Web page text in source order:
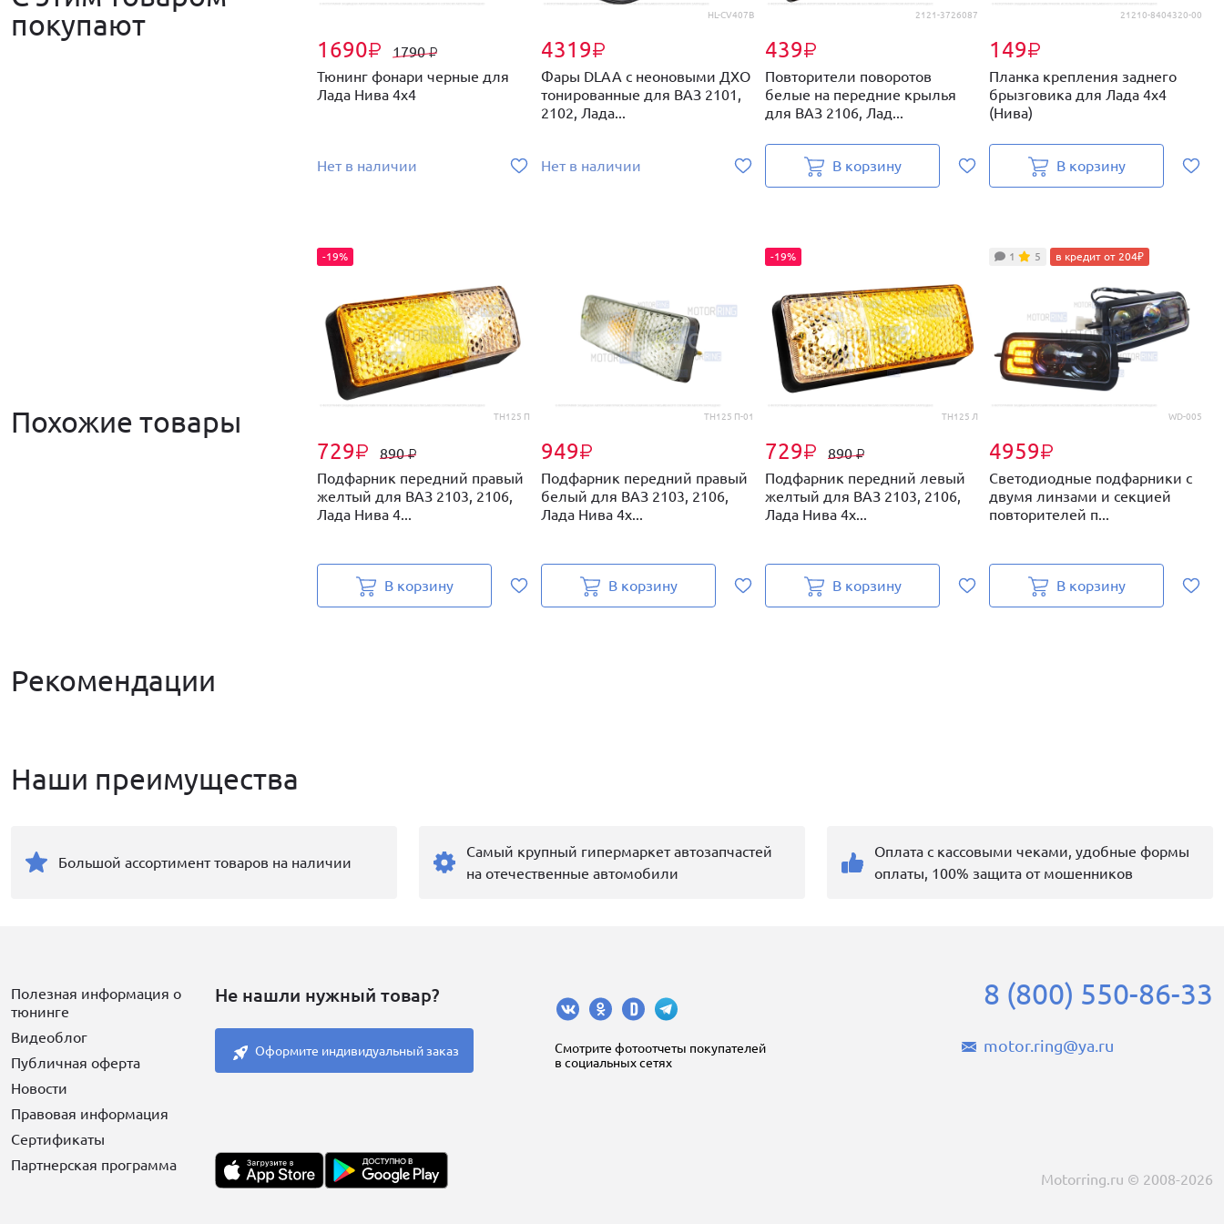
покупают
1690₽ 1790₽
Тюнинг фонари черные для
Лада Нива 4х4
Нет в наличии
HL-CV407B
4319₽
Фары DLAA с неоновыми ДХО
тонированные для ВАЗ 2101,
2102, Лада...
Нет в наличии
2121-3726087
439₽
Повторители поворотов
белые на передние крылья
для ВАЗ 2106, Лад...
В корзину
21210-8404320-00
149₽
Планка крепления заднего
брызговика для Лада 4х4
(Нива)
В корзину
Похожие товары ТН125 П
729₽ 890₽
-19%
Подфарник передний правый
желтый для ВАЗ 2103, 2106,
Лада Нива 4...
В корзину
ТН125 П-01
949₽
Подфарник передний правый
белый для ВАЗ 2103, 2106,
Лада Нива 4х...
В корзину
ТН125 Л
729₽ 890₽
-19%
Подфарник передний левый
желтый для ВАЗ 2103, 2106,
Лада Нива 4х...
В корзину
WD-005
4959₽
1 5 в кредит от 204₽
Светодиодные подфарники с
двумя линзами и секцией
повторителей п...
В корзину
Рекомендации
Наши преимущества
Большой ассортимент товаров на наличии
Самый крупный гипермаркет автозапчастей
на отечественные автомобили
Оплата с кассовыми чеками, удобные формы
оплаты, 100% защита от мошенников
Полезная информация о
тюнинге
Видеоблог
Публичная оферта
Новости
Правовая информация
Сертификаты
Партнерская программа
Не нашли нужный товар?
Оформите индивидуальный заказ
Cмотрите фотоотчеты покупателей
в социальных сетях
8 (800) 550-86-33
motor.ring@ya.ru
Motorring.ru © 2008-2026